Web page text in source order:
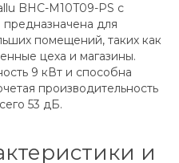
BHC-M10T09-PS с
предназначена для
помещений, таких как
цеха и магазины.
9 кВт и способна
производительность
53 дБ.
и